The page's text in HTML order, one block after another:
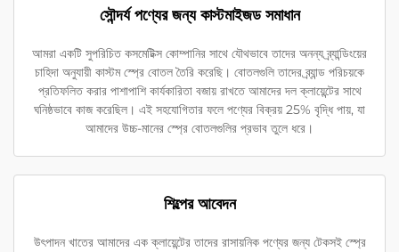
সৌন্দর্য পণ্যের জন্য কাস্টমাইজড সমাধান
আমরা একটি সুপরিচিত কসমেটিক্স কোম্পানির সাথে যৌথভাবে তাদের অনন্য ব্র্যান্ডিংয়ের
চাহিদা অনুযায়ী কাস্টম স্প্রে বোতল তৈরি করেছি। বোতলগুলি তাদের ব্র্যান্ড পরিচয়কে
প্রতিফলিত করার পাশাপাশি কার্যকারিতা বজায় রাখতে আমাদের দল ক্লায়েন্টের সাথে
ঘনিষ্ঠভাবে কাজ করেছিল। এই সহযোগিতার ফলে পণ্যের বিক্রয় 25% বৃদ্ধি পায়, যা
আমাদের উচ্চ-মানের স্প্রে বোতলগুলির প্রভাব তুলে ধরে।
শিল্পের আবেদন
উৎপাদন খাতের আমাদের এক ক্লায়েন্টের তাদের রাসায়নিক পণ্যের জন্য টেকসই স্প্রে